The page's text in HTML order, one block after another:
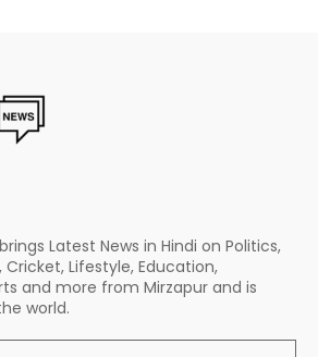
brings Latest News in Hindi on Politics,
Cricket, Lifestyle, Education,
and more from Mirzapur and is
world.